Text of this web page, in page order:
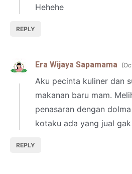
Hehehe
REPLY
Era Wijaya Sapamama
Aku pecinta kuliner dan
makanan baru mam.
penasaran dengan
kotaku ada yang jual
REPLY